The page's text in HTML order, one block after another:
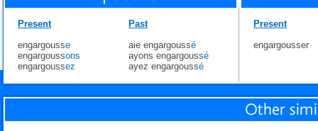
Present
engargousse
engargoussons
engargoussez
Past
aie engargoussé
ayons engargoussé
ayez engargoussé
Present
engargousser